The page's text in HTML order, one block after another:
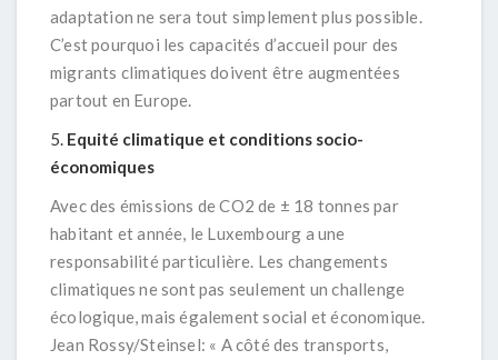
adaptation ne sera tout simplement plus possible.
C’est pourquoi les capacités d’accueil pour des
migrants climatiques doivent être augmentées
partout en Europe.
Equité climatique et conditions socio-
économiques
Avec des émissions de CO2 de ± 18 tonnes par
habitant et année, le Luxembourg a une
responsabilité particulière. Les changements
climatiques ne sont pas seulement un challenge
écologique, mais également social et économique.
Jean Rossy/Steinsel: « A côté des transports,